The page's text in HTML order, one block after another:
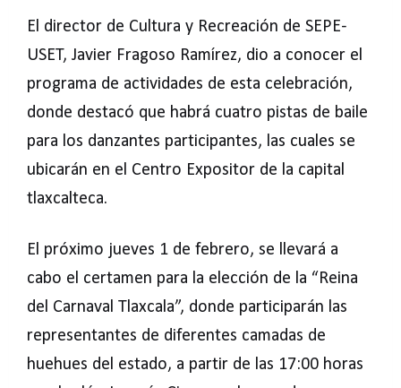
El director de Cultura y Recreación de SEPE-
USET, Javier Fragoso Ramírez, dio a conocer el
programa de actividades de esta celebración,
donde destacó que habrá cuatro pistas de baile
para los danzantes participantes, las cuales se
ubicarán en el Centro Expositor de la capital
tlaxcalteca.
El próximo jueves 1 de febrero, se llevará a
cabo el certamen para la elección de la “Reina
del Carnaval Tlaxcala”, donde participarán las
representantes de diferentes camadas de
huehues del estado, a partir de las 17:00 horas